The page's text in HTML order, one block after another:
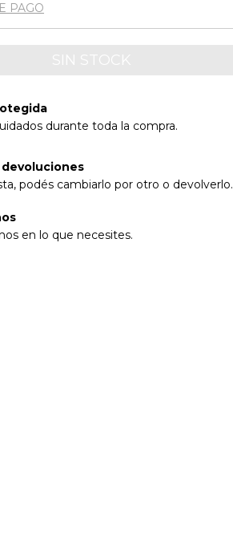
PAGO
durante toda la compra.
devoluciones
podés cambiarlo por otro o devolverlo.
en lo que necesites.